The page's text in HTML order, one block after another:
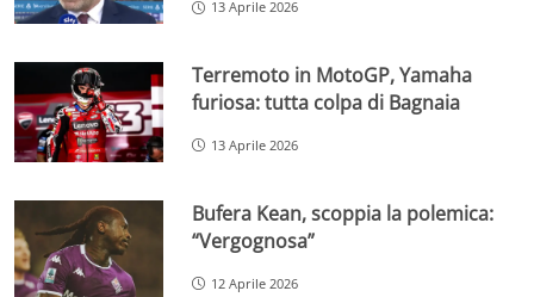
13 Aprile 2026
Terremoto in MotoGP, Yamaha
furiosa: tutta colpa di Bagnaia
13 Aprile 2026
Bufera Kean, scoppia la polemica:
“Vergognosa”
12 Aprile 2026